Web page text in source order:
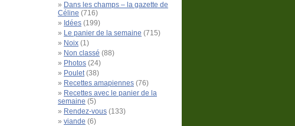
Dans les champs – la gazette de
Céline (716)
Idées (199)
Le panier de la semaine (715)
Noix (1)
Non classé (88)
Photos (24)
Poulet(38)
Recettes amapiennes (76)
Recettes avec le panier de la
semaine (5)
Rendez-vous (133)
viande (6)